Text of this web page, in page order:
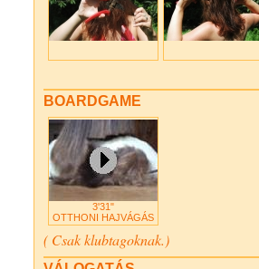
BOARDGAME
3'31"
OTTHONI HAJVÁGÁS
( Csak klubtagoknak.)